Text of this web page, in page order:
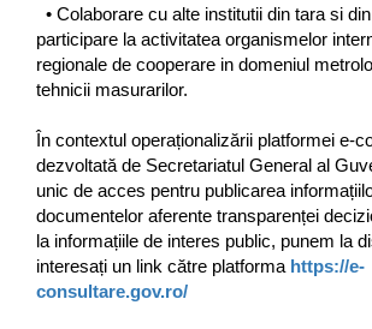
• Colaborare cu alte institutii din tara si
participare la activitatea organismelor
regionale de cooperare in domeniul
tehnicii masurarilor.
În contextul operaționalizării platformei e-
dezvoltată de Secretariatul General al
unic de acces pentru publicarea
documentelor aferente transparenței
la informațiile de interes public, punem la
interesați un link către platforma https://e-
consultare.gov.ro/